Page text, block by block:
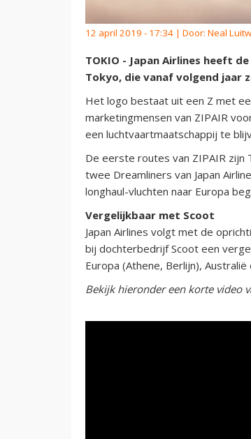
12 april 2019 - 17:34 | Door: Neal
TOKIO - Japan Airlines heeft
Tokyo, die vanaf volgend jaar
Het logo bestaat uit een Z met
marketingmensen van ZIPAIR
een luchtvaartmaatschappij te
De eerste routes van ZIPAIR zijn
twee Dreamliners van Japan
longhaul-vluchten naar Europa
Vergelijkbaar met Scoot
Japan Airlines volgt met de
bij dochterbedrijf Scoot een
Europa (Athene, Berlijn), Australië
Bekijk hieronder een korte video